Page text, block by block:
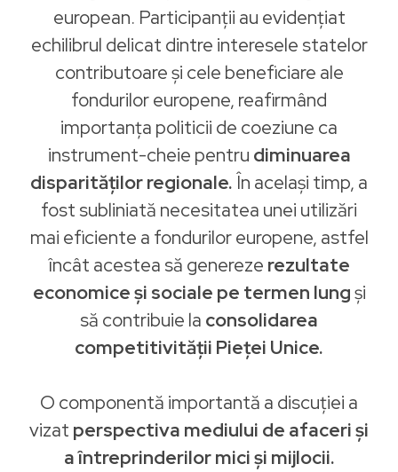
european. Participanții au evidențiat
echilibrul delicat dintre interesele statelor
contributoare și cele beneficiare ale
fondurilor europene, reafirmând
importanța politicii de coeziune ca
instrument-cheie pentru diminuarea
disparităților regionale. În același timp, a
fost subliniată necesitatea unei utilizări
mai eficiente a fondurilor europene, astfel
încât acestea să genereze rezultate
economice și sociale pe termen lungși
să contribuie la consolidarea
competitivității Pieței Unice.
O componentă importantă a discuției a
vizat perspectiva mediului de afaceri și
a întreprinderilor mici și mijlocii.